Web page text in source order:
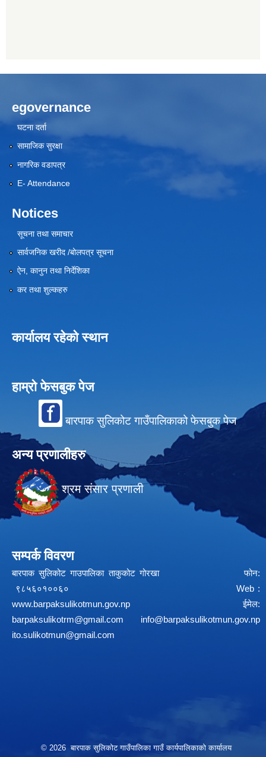
egovernance
घटना दर्ता
सामाजिक सुरक्षा
नागरिक वडापत्र
E- Attendance
Notices
सूचना तथा समाचार
सार्वजनिक खरीद /बोलपत्र सूचना
ऐन, कानुन तथा निर्देशिका
कर तथा शुल्कहरु
कार्यालय रहेको स्थान
हाम्रो फेसबुक पेज
बारपाक सुलिकोट गाउँपालिकाको फेसबुक पेज
अन्य प्रणालीहरु
श्रम संसार प्रणाली
सम्पर्क विवरण
बारपाक सुलिकोट गाउपालिका ताकुकोट गोरखा फोन:
९८५६०१००६० Web :
www.barpaksulikotmun.gov.np
ईमेल:
barpaksulikotrm@gmail.com
info@barpaksulikotmun.gov.np
ito.sulikotmun@gmail.com
© 2026 बारपाक सुलिकोट गाउँपालिका गाउँ कार्यपालिकाको कार्यालय